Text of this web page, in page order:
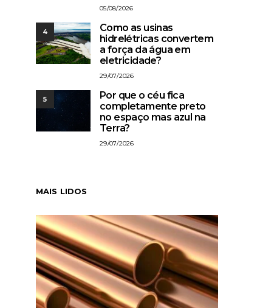
05/08/2026
4
Como as usinas
hidrelétricas convertem
a força da água em
eletricidade?
29/07/2026
5
Por que o céu fica
completamente preto
no espaço mas azul na
Terra?
29/07/2026
MAIS LIDOS